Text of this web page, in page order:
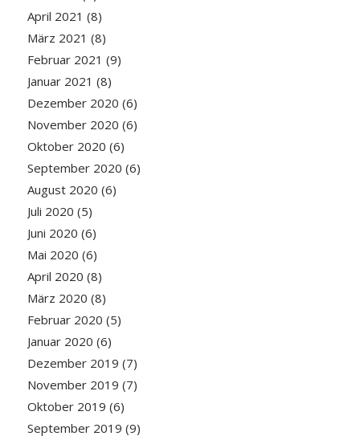
April 2021 (8)
März 2021 (8)
Februar 2021 (9)
Januar 2021 (8)
Dezember 2020 (6)
November 2020 (6)
Oktober 2020 (6)
September 2020 (6)
August 2020 (6)
Juli 2020 (5)
Juni 2020 (6)
Mai 2020 (6)
April 2020 (8)
März 2020 (8)
Februar 2020 (5)
Januar 2020 (6)
Dezember 2019 (7)
November 2019 (7)
Oktober 2019 (6)
September 2019 (9)